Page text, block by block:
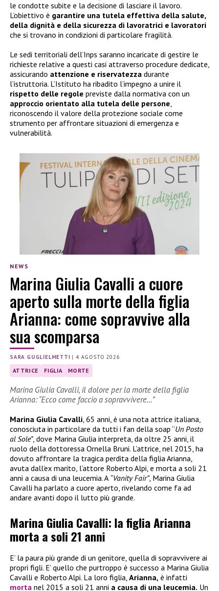
le condotte subite e la decisione di lasciare il lavoro.
L’obiettivo è garantire una tutela effettiva della salute,
della dignità e della sicurezza di lavoratrici e lavoratori
che si trovano in condizioni di particolare fragilità.
Le sedi territoriali dell’Inps saranno incaricate di gestire le
richieste relative a questi casi attraverso procedure dedicate,
assicurando attenzione e riservatezza durante
l’istruttoria. L’Istituto ha ribadito l’impegno a unire il
rispetto delle regole previste dalla normativa con un
approccio orientato alla tutela delle persone,
riconoscendo il valore della protezione sociale come
strumento per affrontare situazioni di emergenza e
vulnerabilità.
NEWS
Marina Giulia Cavalli a cuore
aperto sulla morte della figlia
Arianna: come sopravvive alla
sua scomparsa
SARA GUGLIELMETTI |4 AGOSTO 2026
ATTRICE FIGLIA MORTE
Marina Giulia Cavalli, il dolore per la morte della figlia
Arianna: “Ecco come faccio a sopravvivere…”
Marina Giulia Cavalli, 65 anni, è una nota attrice italiana,
conosciuta in particolare da tutti i fan della soap “Un Posto
al Sole”, dove Marina Giulia interpreta, da oltre 25 anni, il
ruolo della dottoressa Ornella Bruni. L’attrice, nel 2015, ha
dovuto affrontare la tragica perdita della figlia Arianna,
avuta dall’ex marito, l’attore Roberto Alpi, e morta a soli 21
anni a causa di una leucemia. A “Vanity Fair”, Marina Giulia
Cavalli ha parlato a cuore aperto, rivelando come fa ad
andare avanti dopo il lutto più grande.
Marina Giulia Cavalli: la figlia Arianna
morta a soli 21 anni
E’ la paura più grande di un genitore, quella di sopravvivere ai
propri figli. E’ quello che purtroppo è successo a Marina Giulia
Cavalli e Roberto Alpi. La loro figlia, Arianna, è infatti
morta nel 2015 a soli 21 anni a causa di una leucemia. Un